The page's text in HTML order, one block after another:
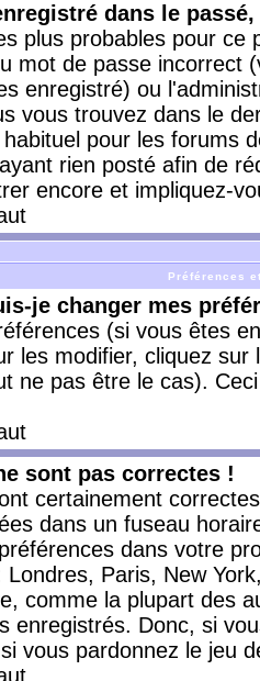
dans le
plus probables pour
mot de passe incorrect
enregistré) ou
vous trouvez dans le
pour les forums
rien posté afin de
encore et impliquez-
Préférences
je changer mes
(si vous êtes
les modifier, cliquez sur
ne pas être le cas).
sont pas correctes !
certainement
dans un fuseau
dans votre
Paris, New
comme la plupart des
enregistrés. Donc, si
vous pardonnez le jeu